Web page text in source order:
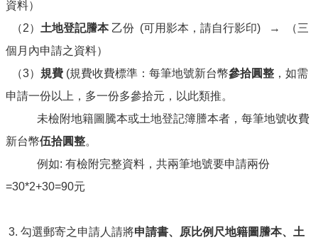
資料）
（2） 土地登記謄本乙份 (可用影本，請自行影印) → （三
個月內申請之資料）
（3） 規費 (規費收費標準：每筆地號新台幣參拾圓整 ，如需
申請一份以上，多一份多參拾元，以此類推。
未檢附地籍圖騰本或土地登記簿謄本者，每筆地號收費
新台幣伍拾圓整。
例如: 有檢附完整資料，共兩筆地號要申請兩份
=30*2+30=90元
3. 勾選郵寄之申請人請將申請書、原比例尺地籍圖謄本、土